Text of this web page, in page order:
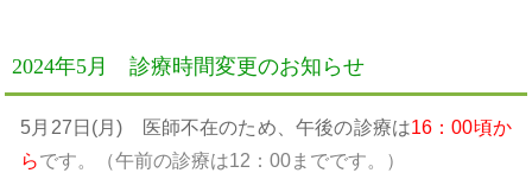
2024年5月 診療時間変更のお知らせ
5月27日(月) 医師不在のため、午後の診療は16：00頃か
らです。（午前の診療は12：00までです。）